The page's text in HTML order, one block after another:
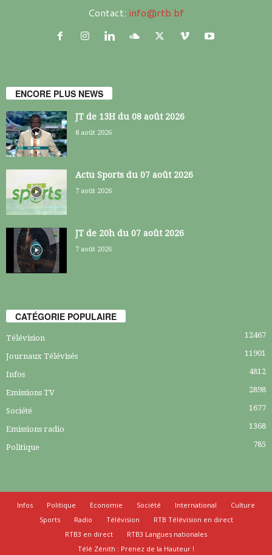
Contact: info@rtb.bf
ENCORE PLUS NEWS
JT de 13H du 08 août 2026
8 août 2026
Actu Sports du 07 août 2026
7 août 2026
JT de 20h du 07 août 2026
7 août 2026
CATÉGORIE POPULAIRE
Télévision 12467
Journaux Télévisés 11901
Infos 4812
Emissions TV 2898
Société 1677
Emissions radio 1368
Politique 785
Infos Politique Economie Société International
Culture
Sports
Radio Télévision
RTB Télévision en direct
RTB3 en direct
RTB3 Langues nationales
Télé Zénith : Prenez de la Hauteur !